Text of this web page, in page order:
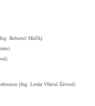
Bohumil Mužík)
(Ing. Lenka Vlková Šárová)